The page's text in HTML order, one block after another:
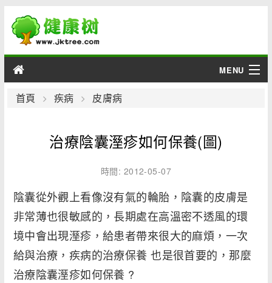
MENU
男性
綜合
疾病
首頁 疾病 皮膚病
治療陰囊溼疹如何保養(圖)
時間: 2012-05-07
陰囊從外觀上看像沒有氣的輪胎，陰囊的皮膚是
非常薄也很敏感的，長期處在高溫密不透風的環
境中會出現溼疹，給患者帶來很大的麻煩，一次
給與治療，疾病的治療保養 也是很首要的，那麼
治療陰囊溼疹如何保養 ?